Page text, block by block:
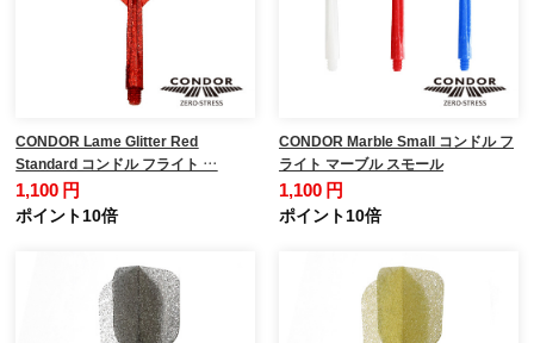
CONDOR Lame Glitter Red
Standard コンドル フライト …
1,100 円
ポイント10倍
CONDOR Marble Small コンドル フ
ライト マーブル スモール
1,100 円
ポイント10倍